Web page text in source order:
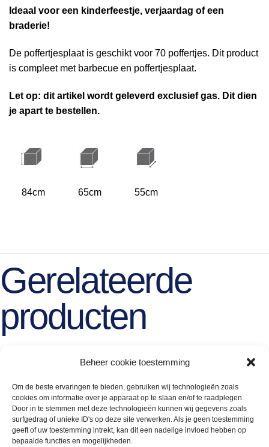
Beheer cookie toestemming
Om de beste ervaringen te bieden, gebruiken wij technologieën zoals
cookies om informatie over je apparaat op te slaan en/of te raadplegen.
Door in te stemmen met deze technologieën kunnen wij gegevens zoals
surfgedrag of unieke ID's op deze site verwerken. Als je geen toestemming
geeft of uw toestemming intrekt, kan dit een nadelige invloed hebben op
bepaalde functies en mogelijkheden.
Ideaal voor een kinderfeestje, verjaardag of een
braderie!
De poffertjesplaat is geschikt voor 70 poffertjes. Dit product
is compleet met barbecue en poffertjesplaat.
Let op: dit artikel wordt geleverd exclusief gas. Dit dien
je apart te bestellen.
84cm 65cm 55cm
Gerelateerde
producten